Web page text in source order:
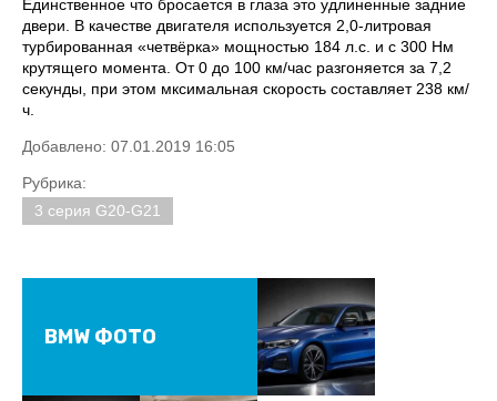
Единственное что бросается в глаза это удлиненные задние
двери. В качестве двигателя используется 2,0-литровая
турбированная «четвёрка» мощностью 184 л.с. и с 300 Нм
крутящего момента. От 0 до 100 км/час разгоняется за 7,2
секунды, при этом мксимальная скорость составляет 238 км/
ч.
Добавлено: 07.01.2019 16:05
Рубрика:
3 серия G20-G21
BMW ФОТО